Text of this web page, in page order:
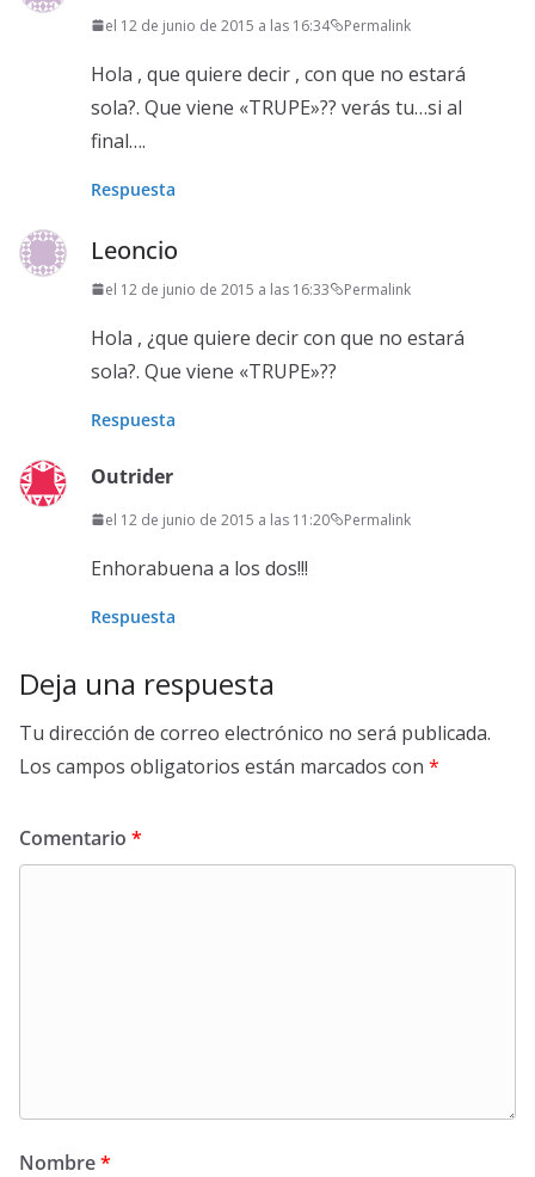
el 12 de junio de 2015 a las 16:34 Permalink
Hola , que quiere decir , con que no estará
sola?. Que viene «TRUPE»?? verás tu…si al
final….
Respuesta
Leoncio
el 12 de junio de 2015 a las 16:33 Permalink
Hola , ¿que quiere decir con que no estará
sola?. Que viene «TRUPE»??
Respuesta
Outrider
el 12 de junio de 2015 a las 11:20 Permalink
Enhorabuena a los dos!!!
Respuesta
Deja una respuesta
Tu dirección de correo electrónico no será publicada.
Los campos obligatorios están marcados con *
Comentario *
Nombre*